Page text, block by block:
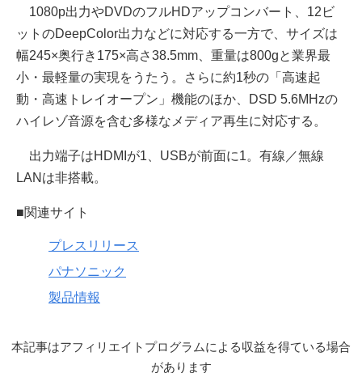
1080p出力やDVDのフルHDアップコンバート、12ビ
ットのDeepColor出力などに対応する一方で、サイズは
幅245×奥行き175×高さ38.5mm、重量は800gと業界最
小・最軽量の実現をうたう。さらに約1秒の「高速起
動・高速トレイオープン」機能のほか、DSD 5.6MHzの
ハイレゾ音源を含む多様なメディア再生に対応する。
出力端子はHDMIが1、USBが前面に1。有線／無線
LANは非搭載。
■関連サイト
プレスリリース
パナソニック
製品情報
本記事はアフィリエイトプログラムによる収益を得ている場合
があります